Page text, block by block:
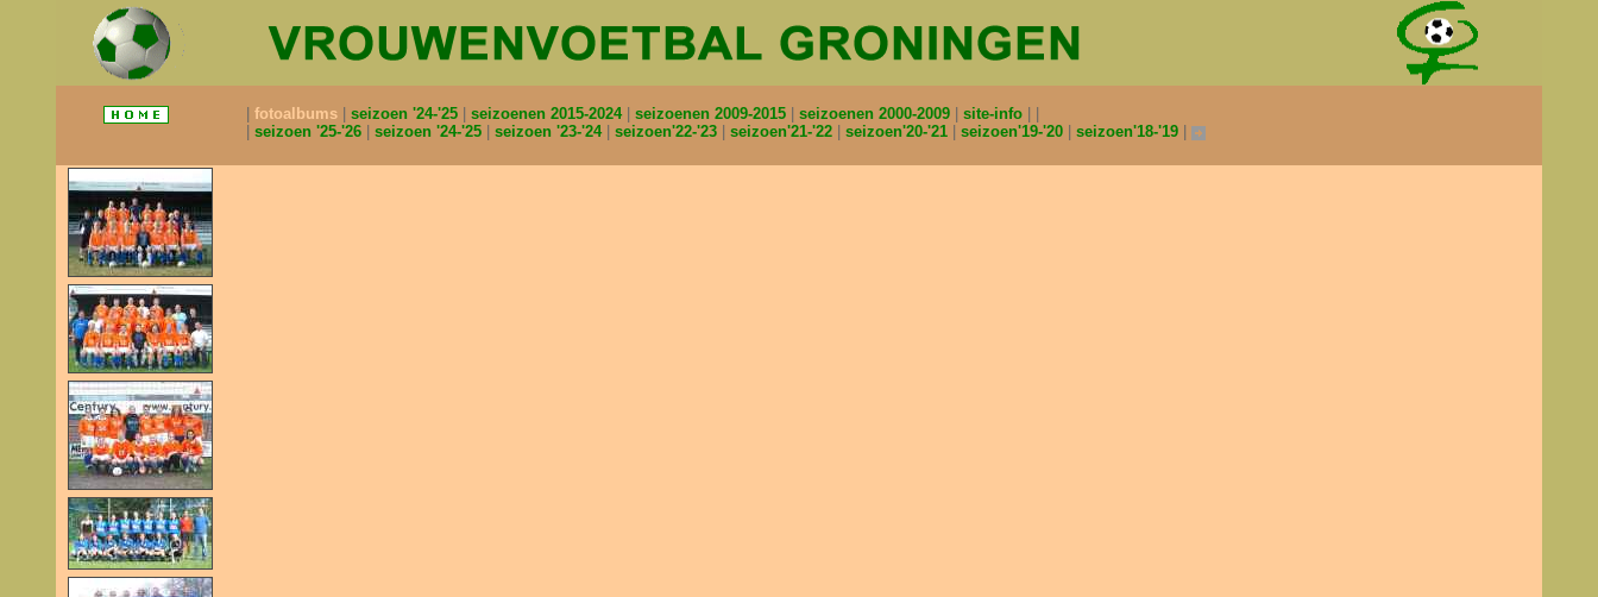
fotoalbums seizoen '24-'25 seizoenen 2015-2024 seizoenen 2009-2015 seizoenen 2000-2009
site-info
seizoen '25-'26
seizoen '24-'25 seizoen '23-'24 seizoen'22-'23 seizoen'21-'22 seizoen'20-'21 seizoen'19-'20 seizoen'18-'19